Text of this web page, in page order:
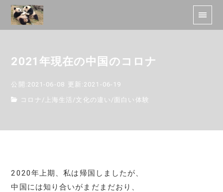
2021年現在の中国のコロナ
公開:2021-06-08 更新:2021-06-19
コロナ / 上海生活 /文化の違い /面白い体験
2020年上期、私は帰国しましたが、
中国には知り合いがまだまだおり、